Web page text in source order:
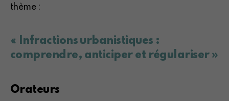
thème :
« Infractions urbanistiques :
comprendre, anticiper et régulariser »
Orateurs